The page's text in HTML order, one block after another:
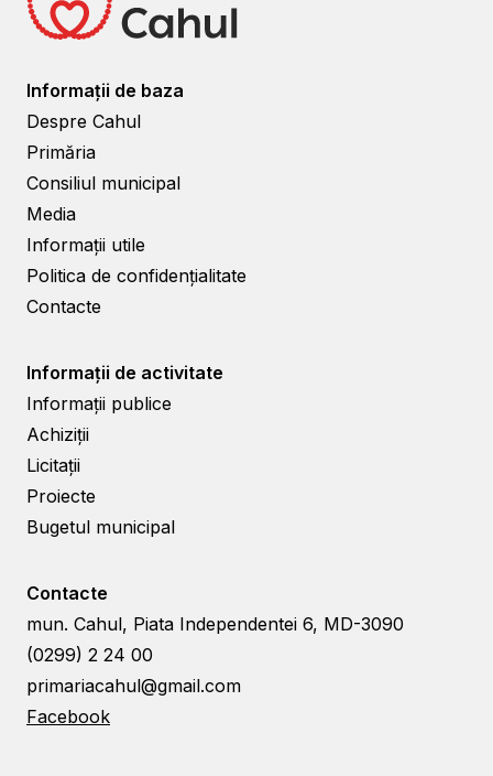
Informații de baza
Despre Cahul
Primăria
Consiliul municipal
Media
Informații utile
Politica de confidențialitate
Contacte
Informații de activitate
Informații publice
Achiziții
Licitații
Proiecte
Bugetul municipal
Contacte
mun. Cahul, Piata Independentei 6, MD-3090
(0299) 2 24 00
primariacahul@gmail.com
Facebook